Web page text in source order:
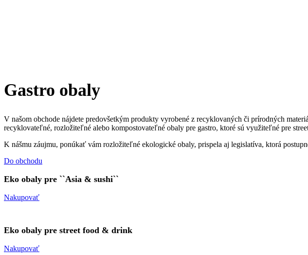
Gastro obaly
V našom obchode nájdete predovšetkým produkty vyrobené z recyklovaných či prírodných
recyklovateľné, rozložiteľné alebo kompostovateľné obaly pre gastro, ktoré sú využiteľné pre
K nášmu záujmu, ponúkať vám rozložiteľné ekologické obaly, prispela aj legislatíva, ktorá
Do obchodu
Eko obaly pre ``Asia & sushi``
Nakupovať
Eko obaly pre street food & drink
Nakupovať